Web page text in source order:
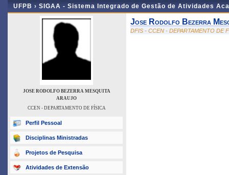
UFPB › SIGAA - Sistema Integrado de Gestão de Atividades
JOSE RODOLFO BEZERRA MESQUITA
ARAUJO
CCEN - DEPARTAMENTO DE FÍSICA
Perfil Pessoal
Disciplinas Ministradas
Projetos de Pesquisa
Atividades de Extensão
Jose Rodolfo Bezerra
DFIS - CCEN - DEPARTAMENTO DE